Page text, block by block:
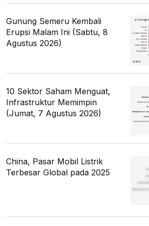
Gunung Semeru Kembali
Erupsi Malam Ini (Sabtu, 8
Agustus 2026)
10 Sektor Saham Menguat,
Infrastruktur Memimpin
(Jumat, 7 Agustus 2026)
China, Pasar Mobil Listrik
Terbesar Global pada 2025